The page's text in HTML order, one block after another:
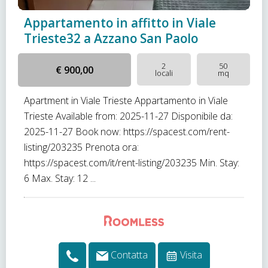
Appartamento in affitto in Viale
Trieste32 a Azzano San Paolo
€ 900,00 2
locali
50
mq
Apartment in Viale Trieste Appartamento in Viale
Trieste Available from: 2025-11-27 Disponibile da:
2025-11-27 Book now: https://spacest.com/rent-
listing/203235 Prenota ora:
https://spacest.com/it/rent-listing/203235 Min. Stay:
6 Max. Stay: 12 ...
Contatta Visita